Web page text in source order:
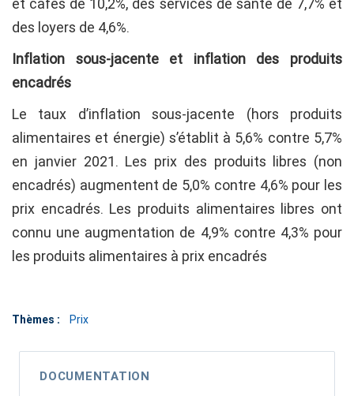
et cafés de 10,2%, des services de santé de 7,7% et
des loyers de 4,6%.
Inflation sous-jacente et inflation des produits
encadrés
Le taux d’inflation sous-jacente (hors produits
alimentaires et énergie) s’établit à 5,6% contre 5,7%
en janvier 2021. Les prix des produits libres (non
encadrés) augmentent de 5,0% contre 4,6% pour les
prix encadrés. Les produits alimentaires libres ont
connu une augmentation de 4,9% contre 4,3% pour
les produits alimentaires à prix encadrés
Thèmes : Prix
DOCUMENTATION